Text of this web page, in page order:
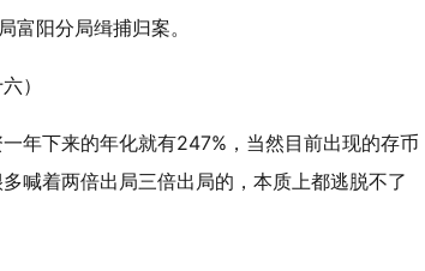
富阳分局缉捕归案。
年下来的年化就有247%，当然目前出现的存币
喊着两倍出局三倍出局的，本质上都逃脱不了